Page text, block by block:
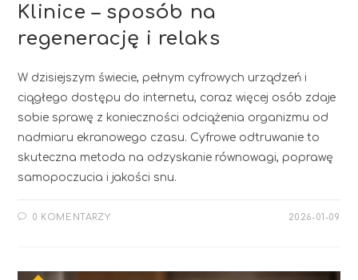
Klinice – sposób na
regenerację i relaks
W dzisiejszym świecie, pełnym cyfrowych urządzeń i
ciągłego dostępu do internetu, coraz więcej osób zdaje
sobie sprawę z konieczności odciążenia organizmu od
nadmiaru ekranowego czasu. Cyfrowe odtruwanie to
skuteczna metoda na odzyskanie równowagi, poprawę
samopoczucia i jakości snu.
0 KOMENTARZY 2026-01-09